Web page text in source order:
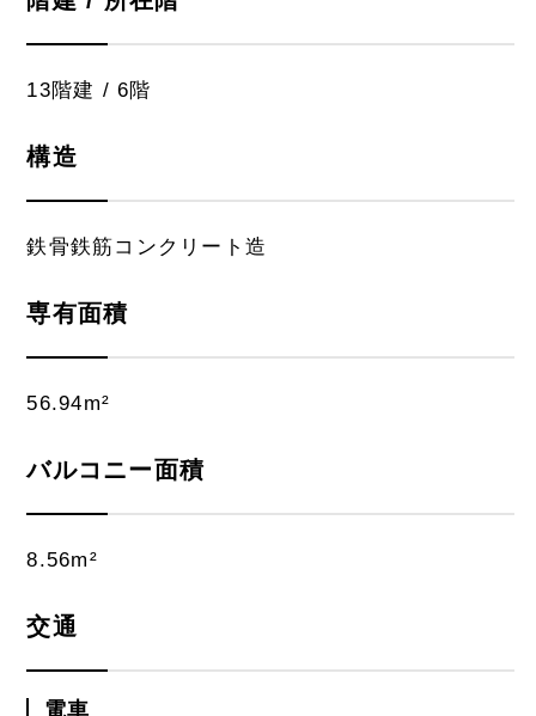
13階建 / 6階
構造
鉄骨鉄筋コンクリート造
専有面積
56.94m²
バルコニー面積
8.56m²
交通
電車